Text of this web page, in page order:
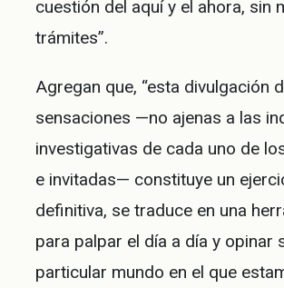
cuestión del aquí y el ahora, sin
trámites”.
Agregan que, “esta divulgación
sensaciones —no ajenas a las
investigativas de cada uno de
e invitadas— constituye un
definitiva, se traduce en una
para palpar el día a día y opinar
particular mundo en el que